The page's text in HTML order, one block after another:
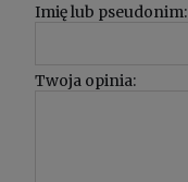
Imię lub pseudonim:
Twoja opinia: